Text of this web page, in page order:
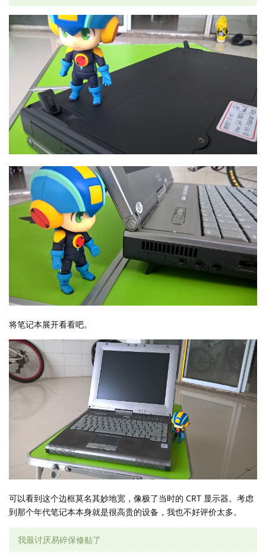
将笔记本展开看看吧。
可以看到这个边框莫名其妙地宽，像极了当时的 CRT 显示器。考虑
到那个年代笔记本本身就是很高贵的设备，我也不好评价太多。
我最讨厌易碎保修贴了